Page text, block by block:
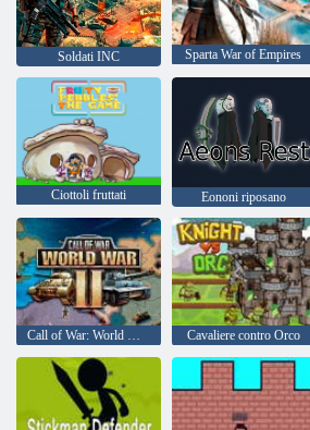
Soldati INC Sparta War of Empires
Ciottoli fruttati Eononi riposano
Call of War: World War 2 Cavaliere contro Orco